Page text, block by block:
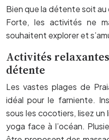
Bien que la détente soit
Forte, les activités ne
souhaitent explorer et
Activités
détente
Les vastes plages de
idéal pour le farniente.
sous les cocotiers, lisez
yoga face à l’océan.